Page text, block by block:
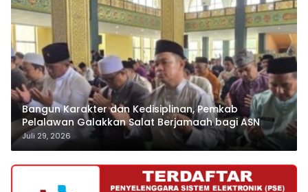
Bangun Karakter dan Kedisiplinan, Pemkab
Pelalawan Galakkan Salat Berjamaah bagi ASN
Juli 29, 2026